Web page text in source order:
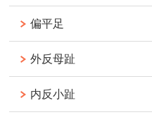
偏平足
外反母趾
内反小趾